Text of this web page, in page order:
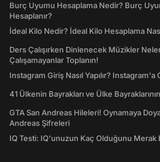
Burç Uyumu Hesaplama Nedir? Burç
Hesaplanır?
İdeal Kilo Nedir? İdeal Kilo Hesaplama
Ders Çalışırken Dinlenecek Müzikler
Çalışamayanlar Toplanın!
Instagram Giriş Nasıl Yapılır?
41 Ülkenin Bayrakları ve Ülke
GTA San Andreas Hileleri! Oynamaya
Andreas Şifreleri
IQ Testi: IQ'unuzun Kaç Olduğunu Merak